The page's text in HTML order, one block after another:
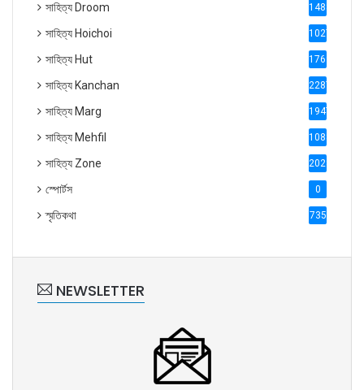
সাহিত্য Droom 1488
সাহিত্য Hoichoi 1027
সাহিত্য Hut 1769
সাহিত্য Kanchan 2287
সাহিত্য Marg 1947
সাহিত্য Mehfil 1088
সাহিত্য Zone 2028
স্পোর্টস 0
স্মৃতিকথা 735
NEWSLETTER